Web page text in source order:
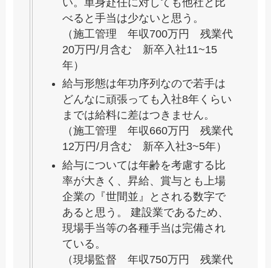
べると手当は少ないと思う。
（施工管理 年収700万円 残業代
20万円/月含む 新卒入社11~15
年）
給与形態は年功序列なので若手は
どんなに頑張っても入社8年くらい
までは給料に差はつきません。
（施工管理 年収660万円 残業代
12万円/月含む 新卒入社3~5年）
給与については年齢を考慮する比
率が大きく、昇給、賞与とも上場
企業の『世間並』とされる数字で
あると思う。 建設業であるため、
現場手当等の各種手当は完備され
ている。
（現場監督 年収750万円 残業代